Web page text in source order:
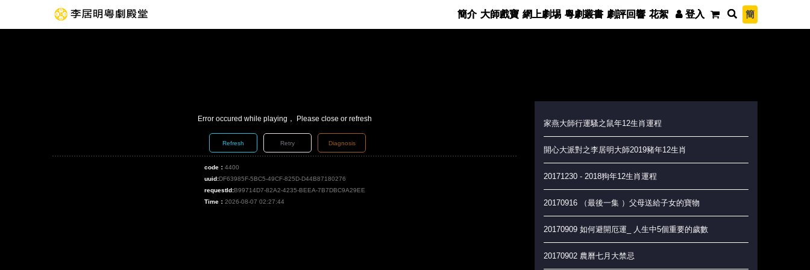
簡介 大師戲寶 網上劇埸 粵劇叢書 劇評回響 花絮 登入 簡
Error occured while playing， Please close or refresh
Refresh Retry Diagnosis
code： 4400
uuid:DF63985F-5BC5-49CF-825D-D44B87180276
requestId:B99714D7-82A2-4235-BEEA-7B7DBC9A29EE
Time： 2026-08-07 02:27:44
家燕大師行運騷之鼠年12生肖運程
開心大派對之李居明大師2019豬年12生肖
20171230 - 2018狗年12生肖運程
20170916 （最後一集 ）父母送給子女的寶物
20170909 如何避開厄運_ 人生中5個重要的歲數
20170902 農曆七月大禁忌